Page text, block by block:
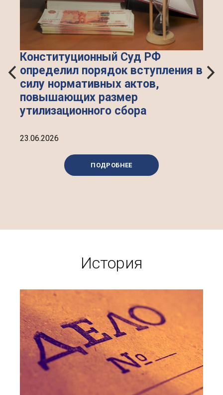
Конституционный Суд РФ
определил порядок вступления в
силу нормативных актов,
повышающих размер
утилизационного сбора
23.06.2026
ПОДРОБНЕЕ
История